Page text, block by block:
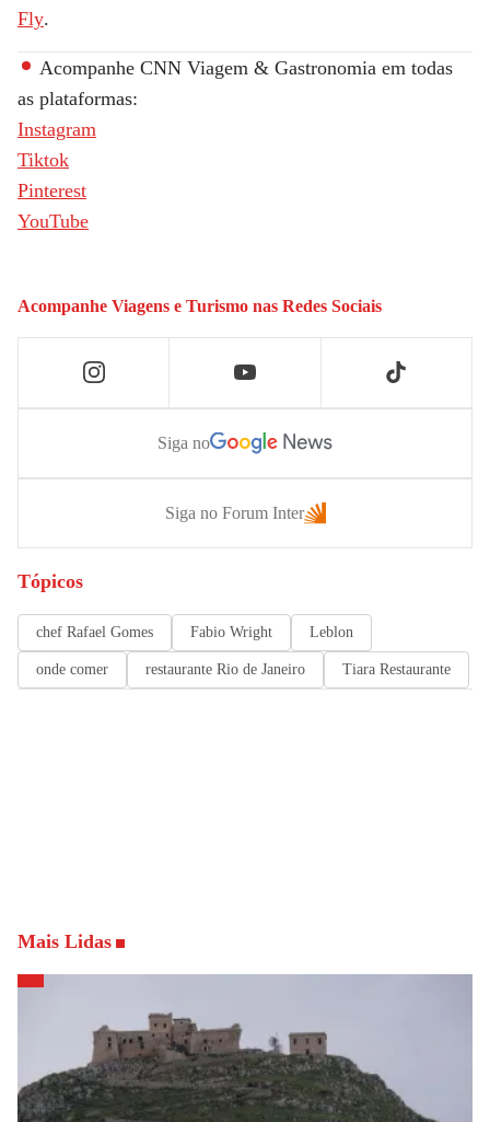
Fly.
Acompanhe CNN Viagem & Gastronomia em todas
as plataformas:
Instagram
Tiktok
Pinterest
YouTube
Acompanhe Viagens e Turismo nas Redes Sociais
Siga no
Siga no Forum Inter
Tópicos
chef Rafael Gomes Fabio Wright Leblon
onde comer restaurante Rio de Janeiro Tiara Restaurante
Mais Lidas